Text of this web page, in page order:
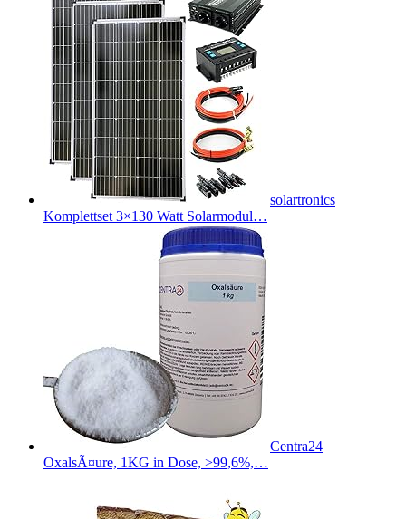
solartronics
Komplettset 3×130 Watt Solarmodul…
Centra24
OxalsÃ¤ure, 1KG in Dose, >99,6%,…